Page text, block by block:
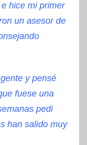
hice mi primer
un asesor de
y pensé
fuese una
pedi
han salido muy